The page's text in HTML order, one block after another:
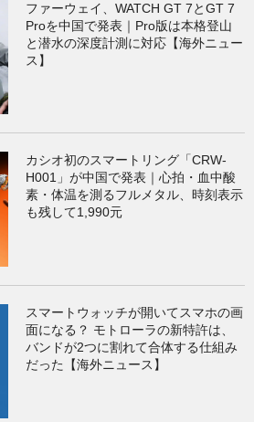
ファーウェイ、WATCH GT 7とGT 7
Proを中国で発表｜Pro版は本格登山
と潜水の深度計測に対応【海外ニュー
ス】
カシオ初のスマートリング「CRW-
H001」が中国で発表｜心拍・血中酸
素・体温を測るフルメタル、時刻表示
も残して1,990元
スマートウォッチが開いてスマホの画
面になる？ モトローラの新特許は、
バンドが2つに割れて合体する仕組み
だった【海外ニュース】